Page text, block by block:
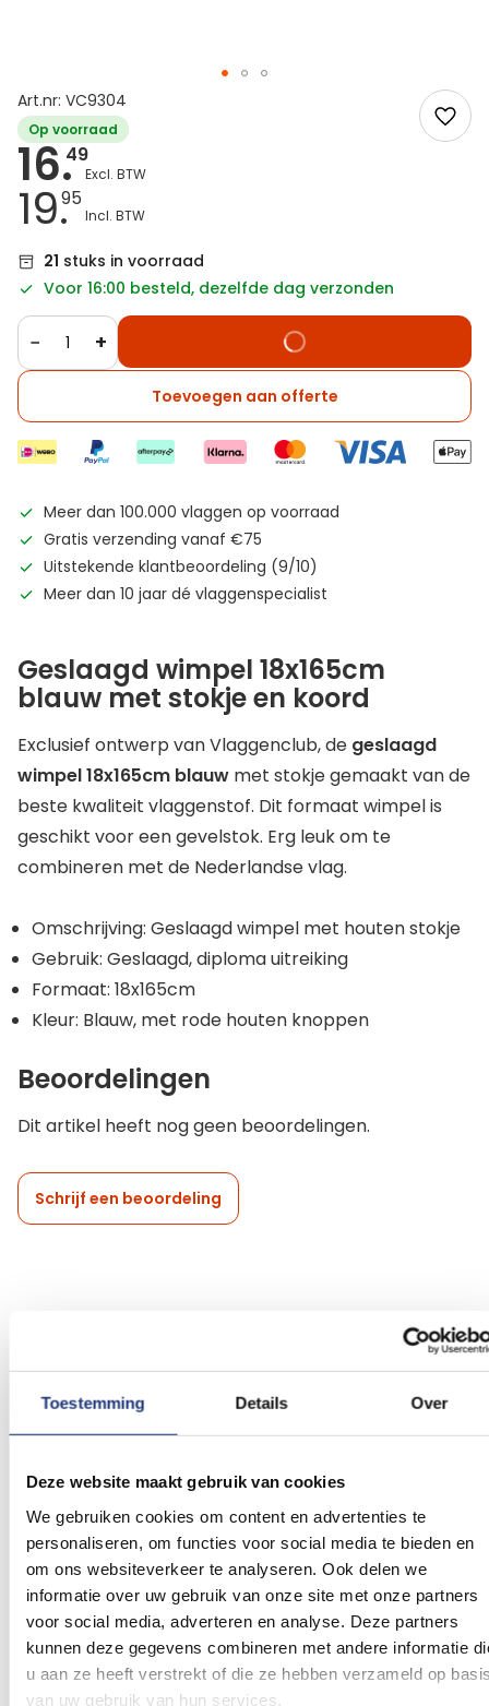
Toestemming Details Over
Deze website maakt gebruik van cookies
We gebruiken cookies om content en advertenties te
personaliseren, om functies voor social media te bieden en
om ons websiteverkeer te analyseren. Ook delen we
informatie over uw gebruik van onze site met onze partners
voor social media, adverteren en analyse. Deze partners
kunnen deze gegevens combineren met andere informatie
u aan ze heeft verstrekt of die ze hebben verzameld op
van uw gebruik van hun services.
Art.nr: VC9304
Op voorraad
16.49
19.95
21 stuks in voorraad
Voor 16:00 besteld, dezelfde dag verzonden
− +
Toevoegen aan offerte
Meer dan 100.000 vlaggen op voorraad
Gratis verzending vanaf €75
Uitstekende klantbeoordeling (9/10)
Meer dan 10 jaar dé vlaggenspecialist
Geslaagd wimpel 18x165cm
blauw met stokje en koord
Exclusief ontwerp van Vlaggenclub, de geslaagd
wimpel 18x165cm blauw met stokje gemaakt van de
beste kwaliteit vlaggenstof. Dit formaat wimpel is
geschikt voor een gevelstok. Erg leuk om te
combineren met de Nederlandse vlag.
Omschrijving: Geslaagd wimpel met houten stokje
Gebruik: Geslaagd, diploma uitreiking
Formaat: 18x165cm
Kleur: Blauw, met rode houten knoppen
Beoordelingen
Dit artikel heeft nog geen beoordelingen.
Schrijf een beoordeling
Voeg
verlanglijst
100x150cm
Witte vlag 100x150cm
15,66
Voor 16:00 besteld, dezelfde
dag verzonden
Voeg
toe
Geslaagd Hoedje
Vanaf 4,26
Excl. BTW
Voor 16:00 besteld, dezelfde
dag verzonden